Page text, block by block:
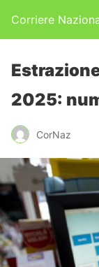
Corriere
2025:
CorNaz